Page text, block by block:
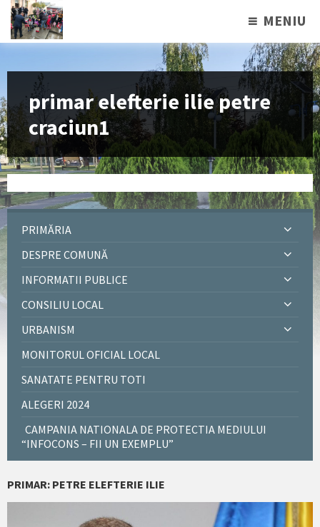
MENIU
primar elefterie ilie petre
craciun1
PRIMĂRIA
DESPRE COMUNĂ
INFORMATII PUBLICE
CONSILIU LOCAL
URBANISM
MONITORUL OFICIAL LOCAL
SANATATE PENTRU TOTI
ALEGERI 2024
CAMPANIA NATIONALA DE PROTECTIA MEDIULUI
“INFOCONS – FII UN EXEMPLU”
PRIMAR: PETRE ELEFTERIE ILIE